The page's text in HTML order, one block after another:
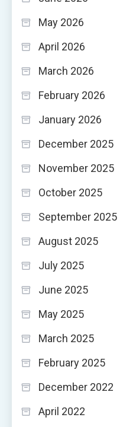
May 2026
April 2026
March 2026
February 2026
January 2026
December 2025
November 2025
October 2025
September 2025
August 2025
July 2025
June 2025
May 2025
March 2025
February 2025
December 2022
April 2022